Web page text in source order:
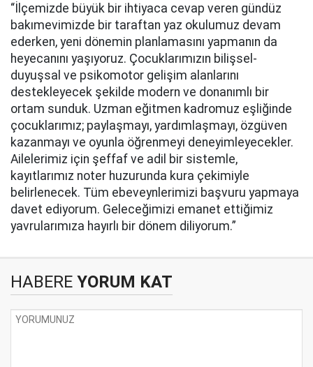
“İlçemizde büyük bir ihtiyaca cevap veren gündüz
bakımevimizde bir taraftan yaz okulumuz devam
ederken, yeni dönemin planlamasını yapmanın da
heyecanını yaşıyoruz. Çocuklarımızın bilişsel-
duyuşsal ve psikomotor gelişim alanlarını
destekleyecek şekilde modern ve donanımlı bir
ortam sunduk. Uzman eğitmen kadromuz eşliğinde
çocuklarımız; paylaşmayı, yardımlaşmayı, özgüven
kazanmayı ve oyunla öğrenmeyi deneyimleyecekler.
Ailelerimiz için şeffaf ve adil bir sistemle,
kayıtlarımız noter huzurunda kura çekimiyle
belirlenecek. Tüm ebeveynlerimizi başvuru yapmaya
davet ediyorum. Geleceğimizi emanet ettiğimiz
yavrularımıza hayırlı bir dönem diliyorum.”
HABERE YORUM KAT